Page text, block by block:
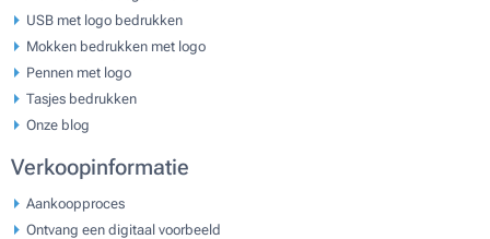
USB met logo bedrukken
Mokken bedrukken met logo
Pennen met logo
Tasjes bedrukken
Onze blog
Verkoopinformatie
Aankoopproces
Ontvang een digitaal voorbeeld